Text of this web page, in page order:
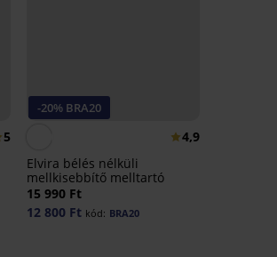
5
-20% BRA20
4,9
Elvira bélés nélküli
mellkisebbítő melltartó
15 990 Ft
12 800 Ft kód: BRA20